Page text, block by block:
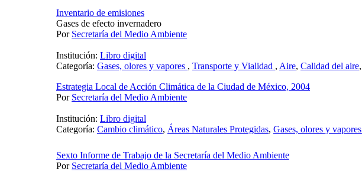
Inventario de emisiones
Gases de efecto invernadero
Por Secretaría del Medio Ambiente
Institución: Libro digital
Categoría: Gases, olores y vapores , Transporte y Vialidad , Aire, Calidad del aire,
Estrategia Local de Acción Climática de la Ciudad de México, 2004
Por Secretaría del Medio Ambiente
Institución: Libro digital
Categoría: Cambio climático, Áreas Naturales Protegidas, Gases, olores y vapores
Sexto Informe de Trabajo de la Secretaría del Medio Ambiente
Por Secretaría del Medio Ambiente